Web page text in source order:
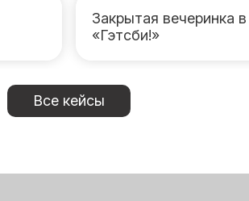
Закрытая вечеринка
«Гэтсби!»
Все кейсы